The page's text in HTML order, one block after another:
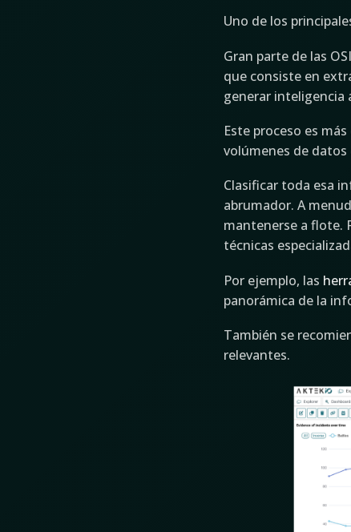
Uno de los
Gran parte de las
que consiste en
generar inteligencia
Este proceso es
volúmenes de
Clasificar toda esa
abrumador. A
mantenerse a flote.
técnicas
Por ejemplo, las
panorámica de la
También se
relevantes.